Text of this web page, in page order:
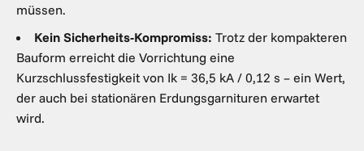
müssen.
Kein Sicherheits-Kompromiss: Trotz der kompakteren
Bauform erreicht die Vorrichtung eine
Kurzschlussfestigkeit von Ik = 36,5 kA / 0,12 s – ein Wert,
der auch bei stationären Erdungsgarnituren erwartet
wird.